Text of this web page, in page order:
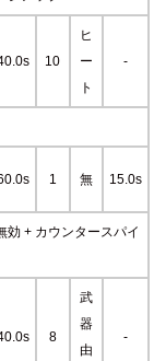
10
ヒ
ー
ト
-
1 無 15.0s
効 + カウンタースパイ
8
武
器
由
-